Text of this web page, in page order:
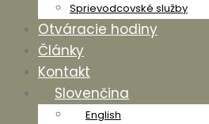
Sprievodcovské služby
Otváracie hodiny
Články
Kontakt
Slovenčina
English